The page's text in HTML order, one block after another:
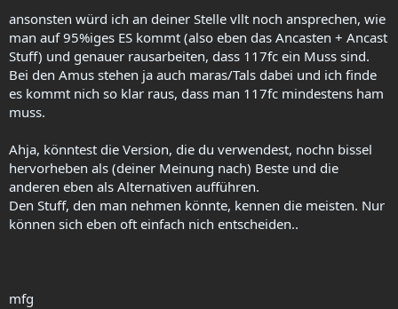
ansonsten würd ich an deiner Stelle vllt noch ansprechen, wie
man auf 95%iges ES kommt (also eben das Ancasten + Ancast
Stuff) und genauer rausarbeiten, dass 117fc ein Muss sind.
Bei den Amus stehen ja auch maras/Tals dabei und ich finde
es kommt nich so klar raus, dass man 117fc mindestens ham
muss.
Ahja, könntest die Version, die du verwendest, nochn bissel
hervorheben als (deiner Meinung nach) Beste und die
anderen eben als Alternativen aufführen.
Den Stuff, den man nehmen könnte, kennen die meisten. Nur
können sich eben oft einfach nich entscheiden..
mfg